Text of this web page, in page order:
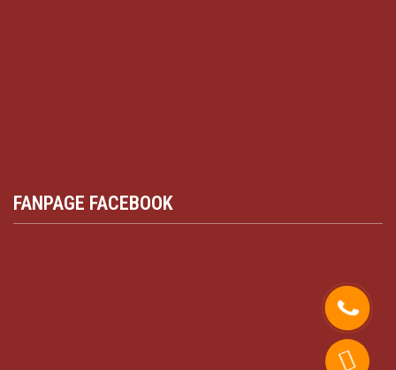
FANPAGE FACEBOOK